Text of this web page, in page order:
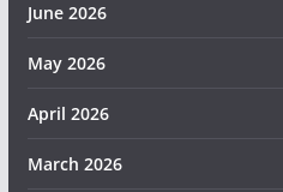
June 2026
May 2026
April 2026
March 2026